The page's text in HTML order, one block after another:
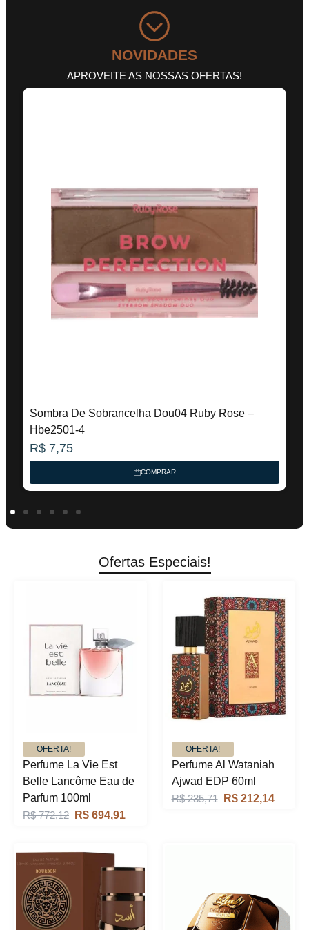
NOVIDADES
APROVEITE AS NOSSAS OFERTAS!
Sombra De Sobrancelha Dou04 Ruby Rose –
Hbe2501-4
R$ 7,75
COMPRAR
Ofertas Especiais!
OFERTA!
Perfume La Vie Est
Belle Lancôme Eau de
Parfum 100ml
R$772,12 O
e
R$ 694,91
o
a
OFERTA!
Perfume Al Wataniah
Ajwad EDP 60ml
R$235,71 O
o
r
R$212,14O
t